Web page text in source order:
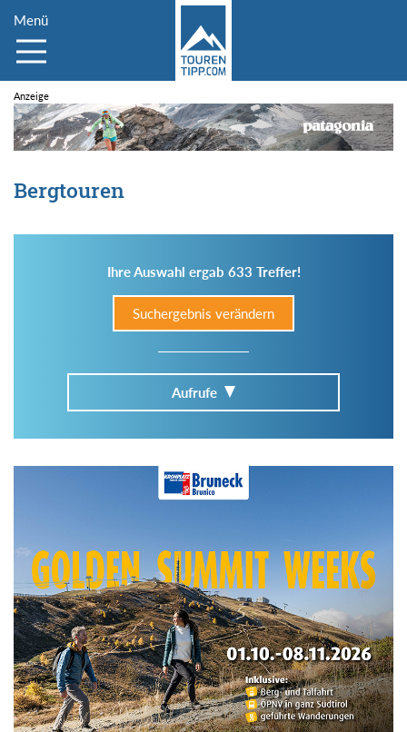
Menü
Bergtouren
Ihre Auswahl ergab 633 Treffer!
Suchergebnis verändern
Aufrufe
Im Tourenarchiv suchen
Region:
Gebirge: